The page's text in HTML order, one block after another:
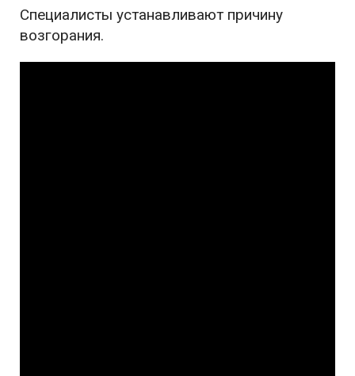
Специалисты устанавливают причину
возгорания.